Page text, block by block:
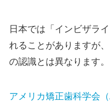
日本では「インビザラ
れることがありますが
の認識とは異なります。
アメリカ矯正歯科学会